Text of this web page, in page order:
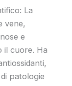
La
vene,
e
il cuore. Ha
patologie